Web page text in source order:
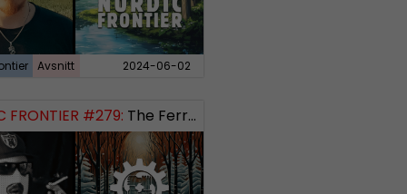
Avsnitt 2024-06-02
FRONTIER #279: The Ferryman’s Toll